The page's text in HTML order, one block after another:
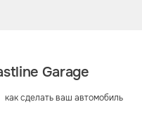
Garage
сделать ваш автомобиль